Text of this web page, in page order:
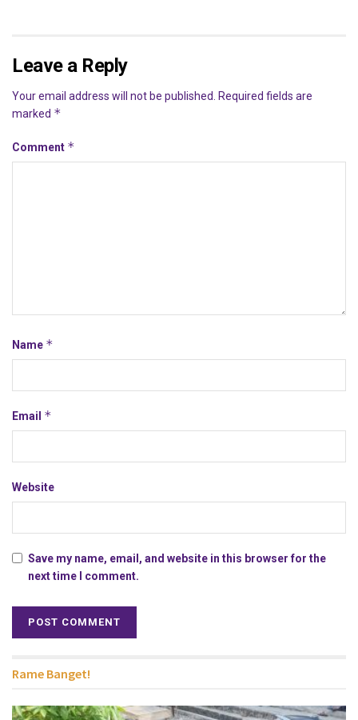
Leave a Reply
Your email address will not be published. Required fields are
marked *
Comment *
Name *
Email *
Website
Save my name, email, and website in this browser for the
next time I comment.
Rame Banget!